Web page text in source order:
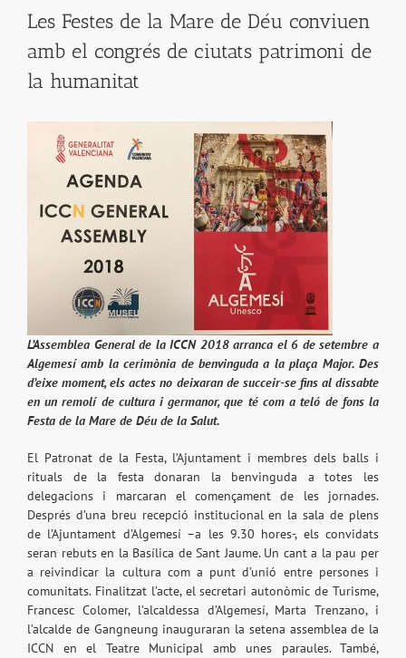
Les Festes de la Mare de Déu conviuen
amb el congrés de ciutats patrimoni de
la humanitat
L’Assemblea General de la ICCN 2018 arranca el 6 de setembre a
Algemesí amb la cerimònia de benvinguda a la plaça Major. Des
d’eixe moment, els actes no deixaran de succeir-se fins al dissabte
en un remolí de cultura i germanor, que té com a teló de fons la
Festa de la Mare de Déu de la Salut.
El Patronat de la Festa, l’Ajuntament i membres dels balls i
rituals de la festa donaran la benvinguda a totes les
delegacions i marcaran el començament de les jornades.
Després d’una breu recepció institucional en la sala de plens
de l’Ajuntament d’Algemesí –a les 9.30 hores-, els convidats
seran rebuts en la Basílica de Sant Jaume. Un cant a la pau per
a reivindicar la cultura com a punt d’unió entre persones i
comunitats. Finalitzat l’acte, el secretari autonòmic de Turisme,
Francesc Colomer, l’alcaldessa d’Algemesí, Marta Trenzano, i
l’alcalde de Gangneung inauguraran la setena assemblea de la
ICCN en el Teatre Municipal amb unes paraules. També,